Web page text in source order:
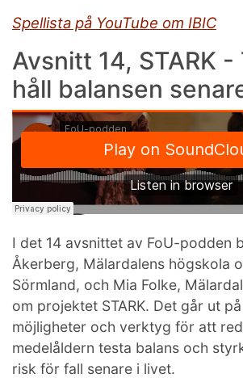
Spellista på YouTube om IBIC
Avsnitt 14, STARK -
håll balansen
I det 14 avsnittet av FoU-podden
Åkerberg, Mälardalens högskola
Sörmland, och Mia Folke,
om projektet STARK. Det går ut
möjligheter och verktyg för att
medelåldern testa balans och
risk för fall senare i livet.